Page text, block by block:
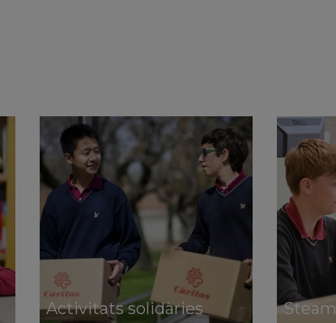
Activitats solidàries Steam